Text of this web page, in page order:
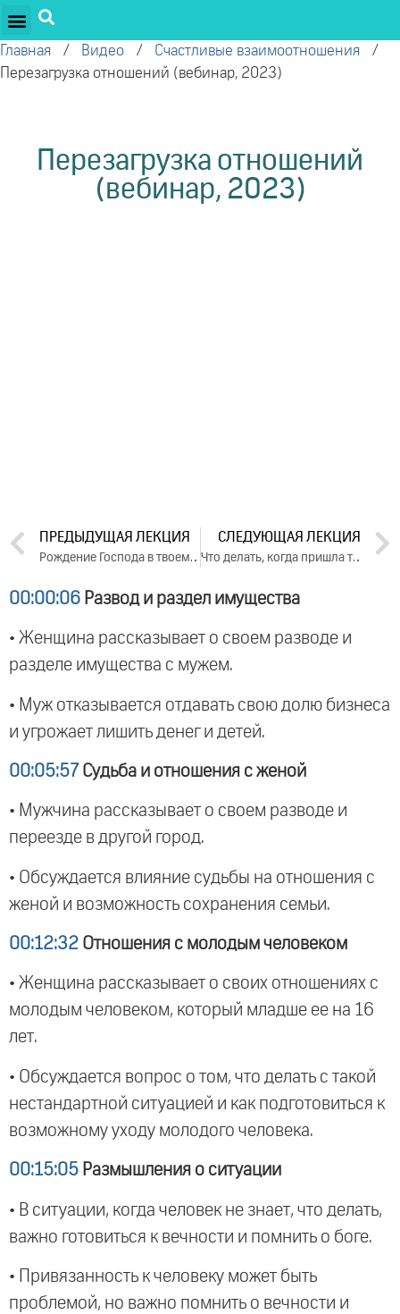
Главная / Видео / Счастливые взаимоотношения /
Перезагрузка отношений (вебинар, 2023)
Перезагрузка отношений
(вебинар, 2023)
ПРЕДЫДУЩАЯ ЛЕКЦИЯ
Рождение Господа в твоем сердце (вебинар, 2023)
СЛЕДУЮЩАЯ ЛЕКЦИЯ
Что делать, когда пришла тяжелая судьба. Часть 1 (2023)
00:00:06 Развод и раздел имущества
• Женщина рассказывает о своем разводе и
разделе имущества с мужем.
• Муж отказывается отдавать свою долю бизнеса
и угрожает лишить денег и детей.
00:05:57 Судьба и отношения с женой
• Мужчина рассказывает о своем разводе и
переезде в другой город.
• Обсуждается влияние судьбы на отношения с
женой и возможность сохранения семьи.
00:12:32 Отношения с молодым человеком
• Женщина рассказывает о своих отношениях с
молодым человеком, который младше ее на 16
лет.
• Обсуждается вопрос о том, что делать с такой
нестандартной ситуацией и как подготовиться к
возможному уходу молодого человека.
00:15:05 Размышления о ситуации
• В ситуации, когда человек не знает, что делать,
важно готовиться к вечности и помнить о боге.
• Привязанность к человеку может быть
проблемой, но важно помнить о вечности и